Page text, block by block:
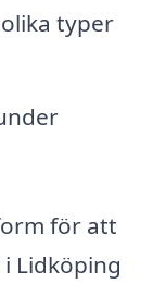
typer
för att
Lidköping